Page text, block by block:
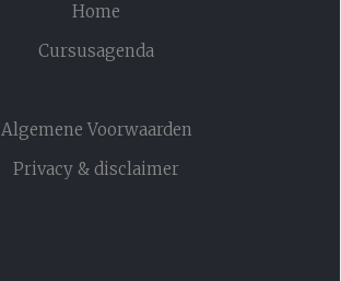
Home
Cursusagenda
Algemene Voorwaarden
Privacy & disclaimer